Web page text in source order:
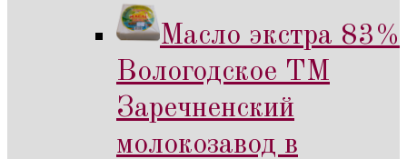
Масло экстра 83%
Вологодское ТМ
Заречненский
молокозавод в